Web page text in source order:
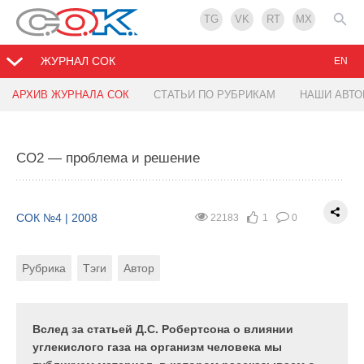
TG VK RT MX
ЖУРНАЛ СОК
АРХИВ ЖУРНАЛА СОК СТАТЬИ ПО РУБРИКАМ НАШИ
EN
СО2 — проблема и решение
22183 1 0
СОК №4 | 2008
Рубрика Тэги Автор
Вслед за статьей Д.С. Робертсона о влиянии
углекислого газа на организм человека мы
24285 0 0
СОК №4 | 2008
отопительных приборов в Европе, при этом доля
вентильных радиаторов с нижним подключением
26463 0 0
СОК №4 | 2008
завтра здесь откроется офис частной компании.
Поскольку каждая компания приспосабливает